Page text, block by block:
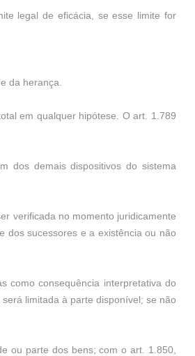
legal de eficácia, se esse limite for
da herança.
em qualquer hipótese. O art. 1.789
dos demais dispositivos do sistema
verificada no momento juridicamente
dos sucessores e a existência ou não
como consequência interpretativa do
limitada à parte disponível; se não
ou parte dos bens; com o art. 1.850,